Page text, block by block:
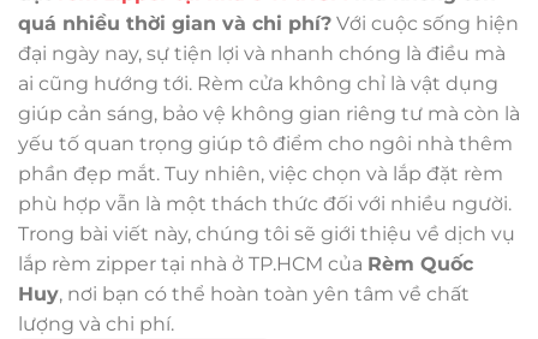
quá nhiều thời gian và chi phí? Với cuộc sống hiện
đại ngày nay, sự tiện lợi và nhanh chóng là điều mà
ai cũng hướng tới. Rèm cửa không chỉ là vật dụng
giúp cản sáng, bảo vệ không gian riêng tư mà còn là
yếu tố quan trọng giúp tô điểm cho ngôi nhà thêm
phần đẹp mắt. Tuy nhiên, việc chọn và lắp đặt rèm
phù hợp vẫn là một thách thức đối với nhiều người.
Trong bài viết này, chúng tôi sẽ giới thiệu về dịch vụ
lắp rèm zipper tại nhà ở TP.HCM của Rèm Quốc
Huy, nơi bạn có thể hoàn toàn yên tâm về chất
lượng và chi phí.